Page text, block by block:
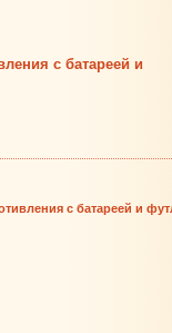
с батареей и
с батареей и